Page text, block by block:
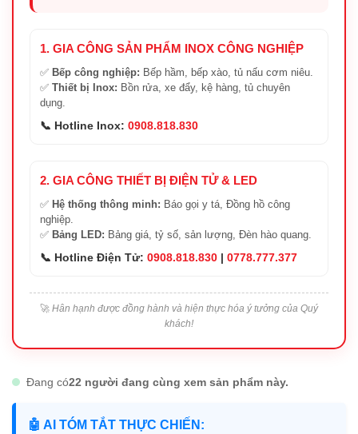
1. GIA CÔNG SẢN PHẨM INOX CÔNG NGHIỆP
✅ Bếp công nghiệp: Bếp hầm, bếp xào, tủ nấu cơm niêu.
✅ Thiết bị Inox: Bồn rửa, xe đẩy, kệ hàng, tủ chuyên
dụng.
📞 Hotline Inox: 0908.818.830
2. GIA CÔNG THIẾT BỊ ĐIỆN TỬ & LED
✅ Hệ thống thông minh: Báo gọi y tá, Đồng hồ công
nghiệp.
✅ Bảng LED: Bảng giá, tỷ số, sản lượng, Đèn hào quang.
📞 Hotline Điện Tử: 0908.818.830 | 0778.777.377
🚀 Hân hạnh được đồng hành và hiện thực hóa ý tưởng của Quý
khách!
Đang có22 người đang cùng xem sản phẩm này.
🤖 AI TÓM TẮT THỰC CHIẾN: